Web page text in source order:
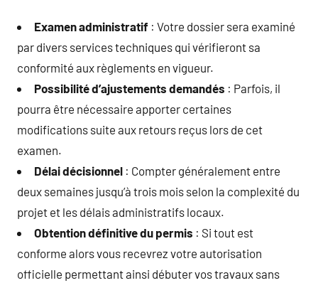
Examen administratif : Votre dossier sera examiné
par divers services techniques qui vérifieront sa
conformité aux règlements en vigueur.
Possibilité d’ajustements demandés : Parfois, il
pourra être nécessaire apporter certaines
modifications suite aux retours reçus lors de cet
examen.
Délai décisionnel : Compter généralement entre
deux semaines jusqu’à trois mois selon la complexité du
projet et les délais administratifs locaux.
Obtention définitive du permis : Si tout est
conforme alors vous recevrez votre autorisation
officielle permettant ainsi débuter vos travaux sans